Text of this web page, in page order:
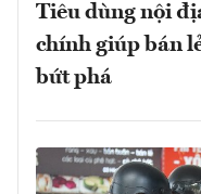
Tiêu dùng nội
chính giúp bán
bứt phá